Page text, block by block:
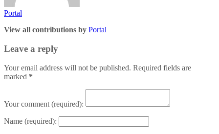
Portal
View all contributions by Portal
Leave a reply
Your email address will not be published. Required fields are
marked *
Your comment (required):
Name (required):